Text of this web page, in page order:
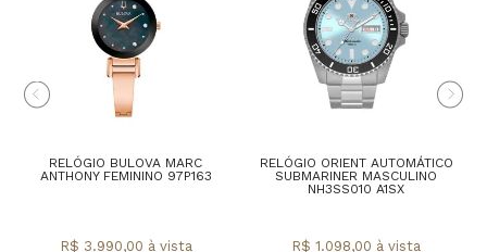
RELÓGIO BULOVA MARC
ANTHONY FEMININO 97P163
R$ 3.990,00 à vista
RELÓGIO ORIENT AUTOMÁTICO
SUBMARINER MASCULINO
NH3SS010 A1SX
R$ 1.098,00 à vista